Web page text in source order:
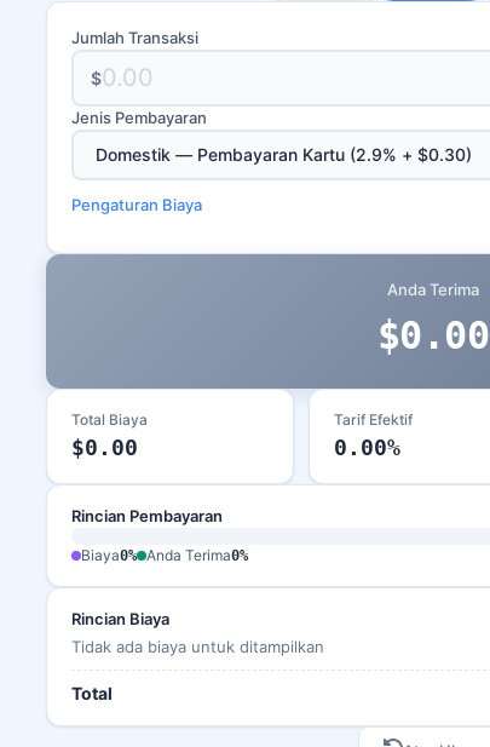
Jumlah Transaksi
$
Jenis Pembayaran
Pengaturan Biaya
Anda Terima
$0.00
Total Biaya
$0.00
Tarif Efektif
0.00%
Rincian Pembayaran
Biaya0% Anda Terima0%
Rincian Biaya
Tidak ada biaya untuk ditampilkan
Total